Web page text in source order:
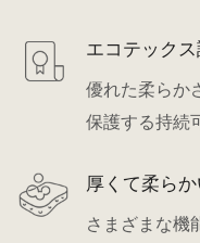
エコテック
優れた柔らか
保護する持続
厚くて柔ら
さまざまな機